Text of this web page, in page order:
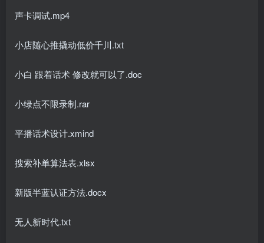
声卡调试.mp4
小店随心推撬动低价千川.txt
小白 跟着话术 修改就可以了.doc
小绿点不限录制.rar
平播话术设计.xmind
搜索补单算法表.xlsx
新版半蓝认证方法.docx
无人新时代.txt